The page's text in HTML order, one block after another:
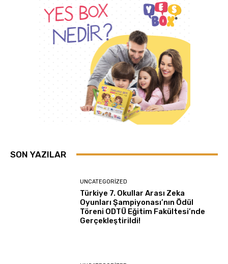
SON YAZILAR
UNCATEGORIZED
Türkiye 7. Okullar Arası Zeka
Oyunları Şampiyonası’nın Ödül
Töreni ODTÜ Eğitim Fakültesi’nde
Gerçekleştirildi!